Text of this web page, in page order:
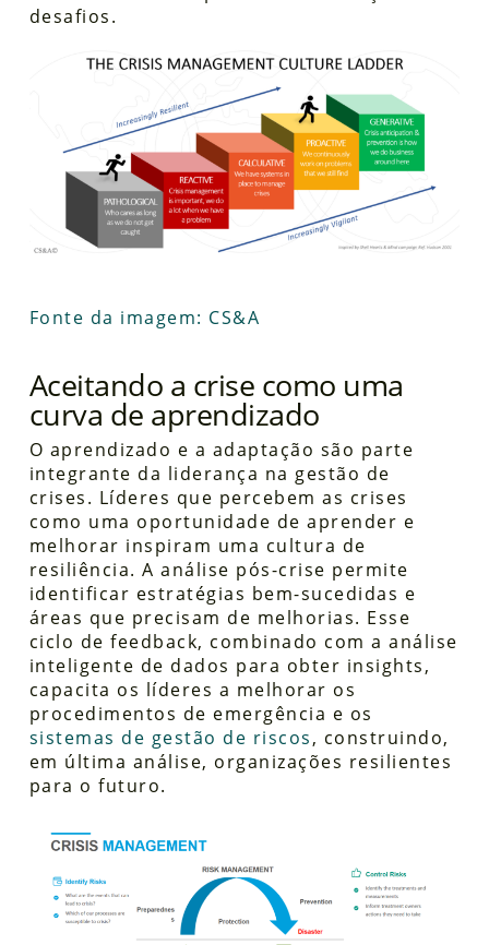
desafios.
Fonte da imagem: CS&A
Aceitando a crise como uma
curva de aprendizado
O aprendizado e a adaptação são parte
integrante da liderança na gestão de
crises. Líderes que percebem as crises
como uma oportunidade de aprender e
melhorar inspiram uma cultura de
resiliência. A análise pós-crise permite
identificar estratégias bem-sucedidas e
áreas que precisam de melhorias. Esse
ciclo de feedback, combinado com a análise
inteligente de dados para obter insights,
capacita os líderes a melhorar os
procedimentos de emergência e os
sistemas de gestão de riscos, construindo,
em última análise, organizações resilientes
para o futuro.